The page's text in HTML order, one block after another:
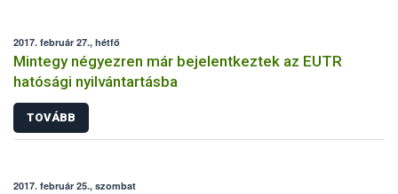
2017. február 27., hétfő
Mintegy négyezren már bejelentkeztek az EUTR
hatósági nyilvántartásba
TOVÁBB
2017. február 25., szombat